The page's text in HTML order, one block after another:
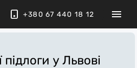
+380 67 440 18 12
у Львові